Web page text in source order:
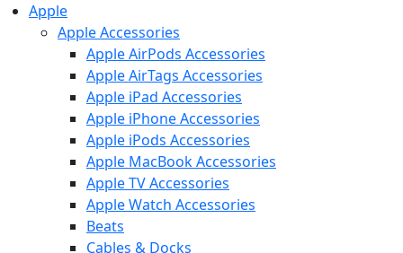
Apple
Apple Accessories
Apple AirPods Accessories
Apple AirTags Accessories
Apple iPad Accessories
Apple iPhone Accessories
Apple iPods Accessories
Apple MacBook Accessories
Apple TV Accessories
Apple Watch Accessories
Beats
Cables & Docks